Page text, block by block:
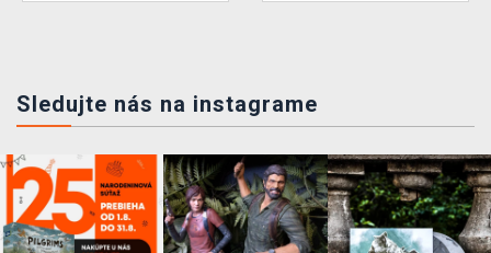
Sledujte nás na instagrame